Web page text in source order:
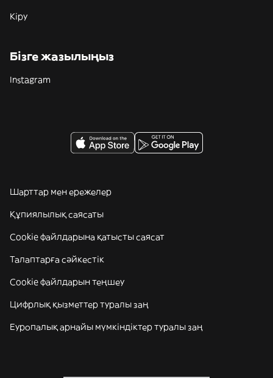
Кіру
Бізге жазылыңыз
Instagram
Шарттар мен ережелер
Құпиялылық саясаты
Cookie файлдарына қатысты саясат
Талаптарға сәйкестік
Cookie файлдарын теңшеу
Цифрлық қызметтер туралы заң
Еуропалық арнайы мүмкіндіктер туралы заң